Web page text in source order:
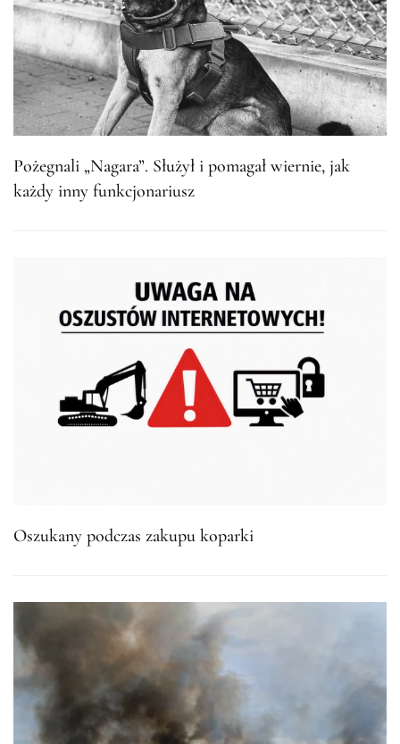
Pożegnali „Nagara”. Służył i pomagał wiernie, jak
każdy inny funkcjonariusz
Oszukany podczas zakupu koparki